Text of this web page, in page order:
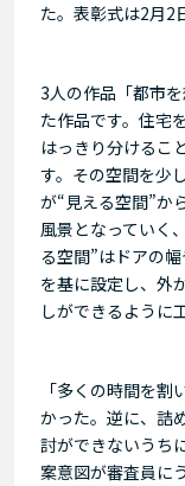
た。表彰式は2月2
3人の作品「都市
た作品です。住宅
はっきり分けるこ
す。その空間を少
が“見える空間”か
風景となっていく
る空間”はドアの
を基に設定し、外
しができるように
「多くの時間を
かった。逆に、詰
討ができないうち
案意図が審査員に